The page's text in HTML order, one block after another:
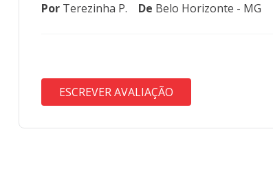
Por Terezinha P. De Belo Horizonte - MG
ESCREVER AVALIAÇÃO